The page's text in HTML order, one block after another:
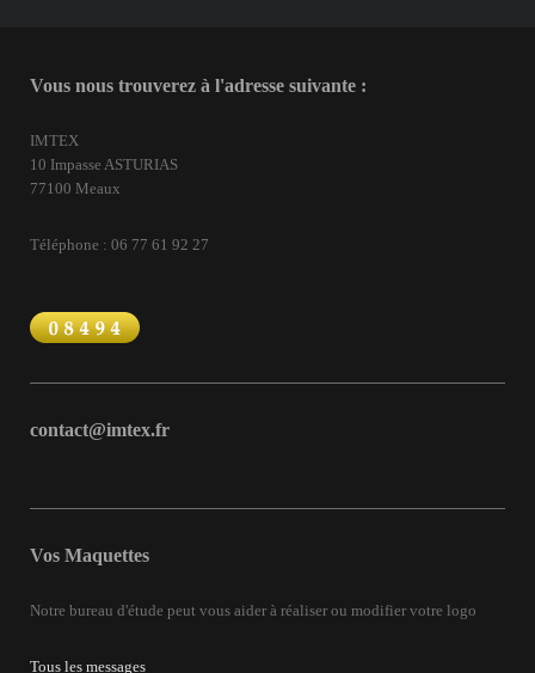
Vous nous trouverez à l'adresse suivante :
IMTEX
10 Impasse ASTURIAS
77100 Meaux
Téléphone : 06 77 61 92 27
contact@imtex.fr
Vos Maquettes
Notre bureau d'étude peut vous aider à réaliser ou modifier votre logo
Tous les messages